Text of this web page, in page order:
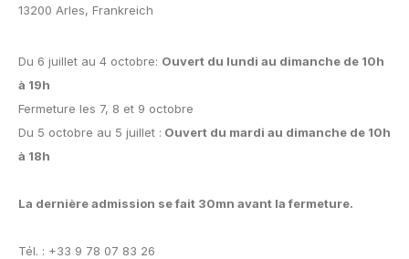
13200 Arles, Frankreich
Du 6 juillet au 4 octobre: Ouvert du lundi au dimanche de 10h
à 19h
Fermeture les 7, 8 et 9 octobre
Du 5 octobre au 5 juillet : Ouvert du mardi au dimanche de 10h
à 18h
La dernière admission se fait 30mn avant la fermeture.
Tél. : +33 9 78 07 83 26